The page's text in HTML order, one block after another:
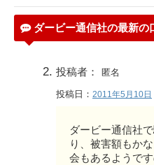
ダービー通信社の最新の
投稿者： 匿名
投稿日： 2011年5月10日
ダービー通信社
り、被害額もか
会もあるようで